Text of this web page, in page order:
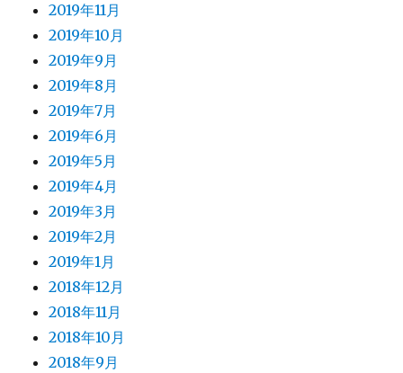
2019年11月
2019年10月
2019年9月
2019年8月
2019年7月
2019年6月
2019年5月
2019年4月
2019年3月
2019年2月
2019年1月
2018年12月
2018年11月
2018年10月
2018年9月